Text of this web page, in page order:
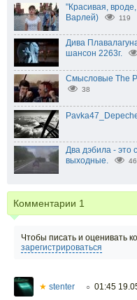
"Красивая,
Варлей)
119
Дива
шансон 2263г.
Смысловые The
38
Два дэбила - это
выходные.
Комментарии 1
Чтобы писать и оценивать
зарегистрироваться
★ stenter ○ 01:45